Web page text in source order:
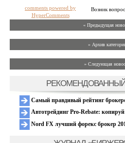
Возник
comments powered by
HyperComments
« Предыдущая
» Архив
» Следующая
Самый правдивый рейтинг
Автотрейдинг Pro-Rebate:
Nord FX лучший форекс брокер